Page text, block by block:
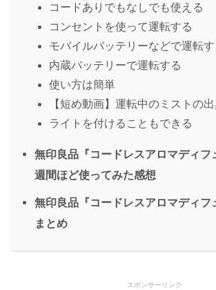
コードありでもなしでも使える
コンセントを使って運転する
モバイルバッテリーなどで運転す
内蔵バッテリーで運転する
使い方は簡単
【短め動画】運転中のミストの
ライトを付けることもできる
無印良品『コードレスアロマディフ
週間ほど使ってみた感想
無印良品『コードレスアロマディフ
まとめ
スポンサーリンク